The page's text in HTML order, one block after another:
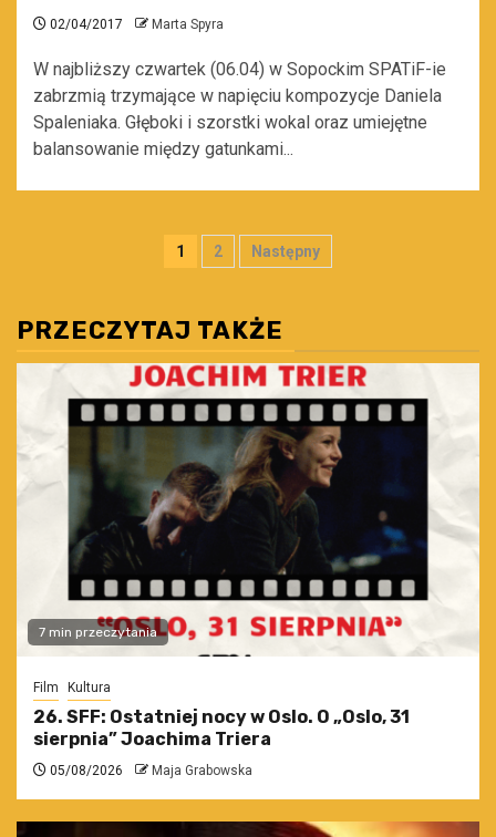
02/04/2017 Marta Spyra
W najbliższy czwartek (06.04) w Sopockim SPATiF-ie
zabrzmią trzymające w napięciu kompozycje Daniela
Spaleniaka. Głęboki i szorstki wokal oraz umiejętne
balansowanie między gatunkami...
Stronicowanie
1 2 Następny
PRZECZYTAJ TAKŻE
7 min przeczytania
Film Kultura
26. SFF: Ostatniej nocy w Oslo. O „Oslo, 31
sierpnia” Joachima Triera
05/08/2026 Maja Grabowska